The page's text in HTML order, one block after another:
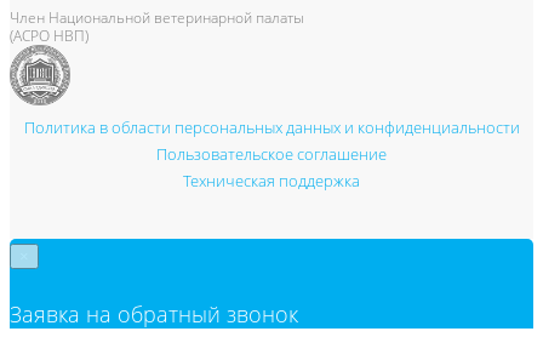
Член Национальной ветеринарной палаты
(АСРО НВП)
Политика в области персональных данных и конфиденциальности
Пользовательское соглашение
Техническая поддержка
Заявка на обратный звонок